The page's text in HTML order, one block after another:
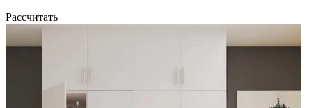
Рассчитать